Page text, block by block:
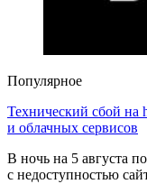
Популярное
Технический сбой на
и облачных сервисов
В ночь на 5 августа
с недоступностью